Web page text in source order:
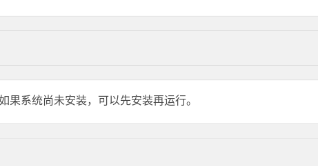
果系统尚未安装，可以先安装再运行。